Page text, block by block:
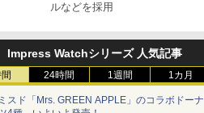
ルなどを採用
Impress Watchシリーズ 人気記事
24時間 1週間 1カ月
スド「Mrs. GREEN APPLE」のコラボドーナ